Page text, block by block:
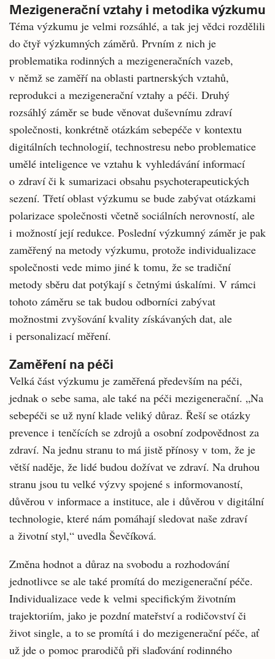
Mezigenerační vztahy i metodika výzkumu
Téma výzkumu je velmi rozsáhlé, a tak jej vědci rozdělili
do čtyř výzkumných záměrů. Prvním z nich je
problematika rodinných a mezigeneračních vazeb,
v němž se zaměří na oblasti partnerských vztahů,
reprodukci a mezigenerační vztahy a péči. Druhý
rozsáhlý záměr se bude věnovat duševnímu zdraví
společnosti, konkrétně otázkám sebepéče v kontextu
digitálních technologií, technostresu nebo problematice
umělé inteligence ve vztahu k vyhledávání informací
o zdraví či k sumarizaci obsahu psychoterapeutických
sezení. Třetí oblast výzkumu se bude zabývat otázkami
polarizace společnosti včetně sociálních nerovností, ale
i možností její redukce. Poslední výzkumný záměr je pak
zaměřený na metody výzkumu, protože individualizace
společnosti vede mimo jiné k tomu, že se tradiční
metody sběru dat potýkají s četnými úskalími. V rámci
tohoto záměru se tak budou odborníci zabývat
možnostmi zvyšování kvality získávaných dat, ale
i personalizací měření.
Zaměření na péči
Velká část výzkumu je zaměřená především na péči,
jednak o sebe sama, ale také na péči mezigenerační. „Na
sebepéči se už nyní klade veliký důraz. Řeší se otázky
prevence i tenčících se zdrojů a osobní zodpovědnost za
zdraví. Na jednu stranu to má jistě přínosy v tom, že je
větší naděje, že lidé budou dožívat ve zdraví. Na druhou
stranu jsou tu velké výzvy spojené s informovaností,
důvěrou v informace a instituce, ale i důvěrou v digitální
technologie, které nám pomáhají sledovat naše zdraví
a životní styl,“ uvedla Ševčíková.
Změna hodnot a důraz na svobodu a rozhodování
jednotlivce se ale také promítá do mezigenerační péče.
Individualizace vede k velmi specifickým životním
trajektoriím, jako je pozdní mateřství a rodičovství či
život single, a to se promítá i do mezigenerační péče, ať
už jde o pomoc prarodičů při slaďování rodinného